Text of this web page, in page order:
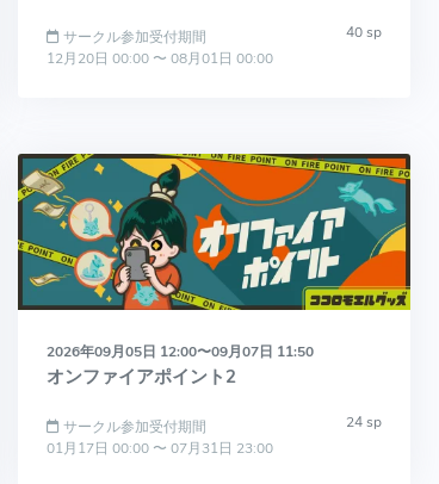
40 sp
サークル参加受付期間
12月20日 00:00 〜 08月01日 00:00
2026年09月05日 12:00〜09月07日 11:50
オンファイアポイント2
24 sp
サークル参加受付期間
01月17日 00:00 〜 07月31日 23:00